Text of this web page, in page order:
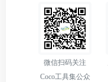
微信扫码关注
Coco工具集公众